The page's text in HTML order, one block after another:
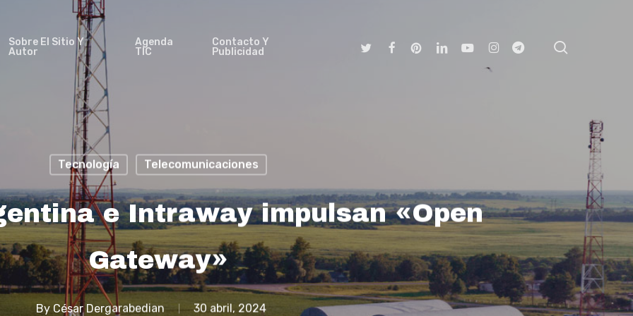
Sobre El Sitio Y
Autor
Agenda
TIC
Contacto Y
Publicidad
TwitterFacebookPinterestLinkedinYoutubeInstagramTelegram
Tecnología Telecomunicaciones
e Intraway impulsan «Open
Gateway»
By César Dergarabedian 30 abril, 2024